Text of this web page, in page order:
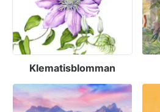
Klematisblomman